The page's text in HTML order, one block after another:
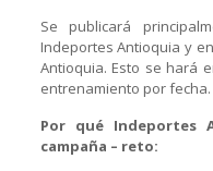
Se publicará
Indeportes Antioquia y
Antioquia. Esto se hará
entrenamiento por fecha.
Por qué Indeportes
campaña – reto: